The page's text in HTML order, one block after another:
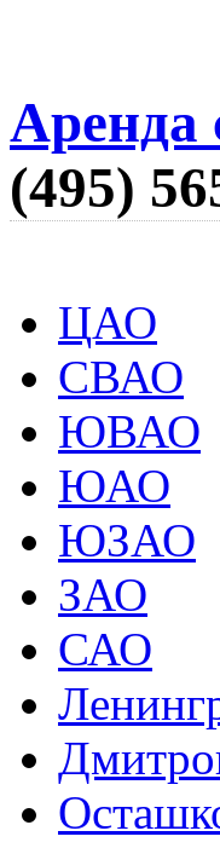
Аренда
(495)
ЦАО
СВАО
ЮВАО
ЮАО
ЮЗАО
ЗАО
САО